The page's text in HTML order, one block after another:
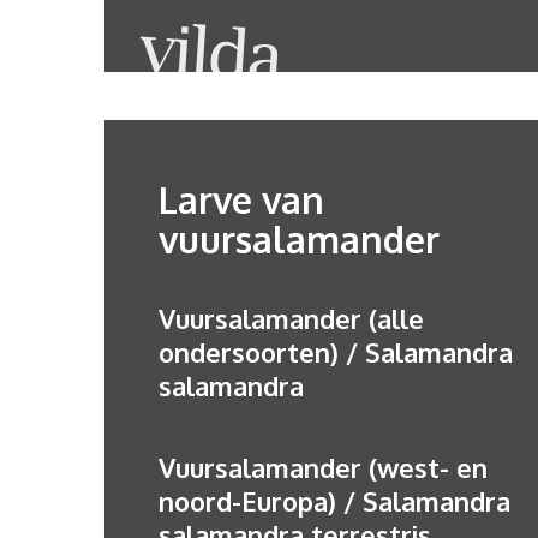
Larve van
vuursalamander
Vuursalamander (alle
ondersoorten) / Salamandra
salamandra
Vuursalamander (west- en
noord-Europa) / Salamandra